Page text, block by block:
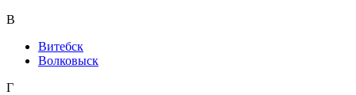
В
Витебск
Волковыск
Г